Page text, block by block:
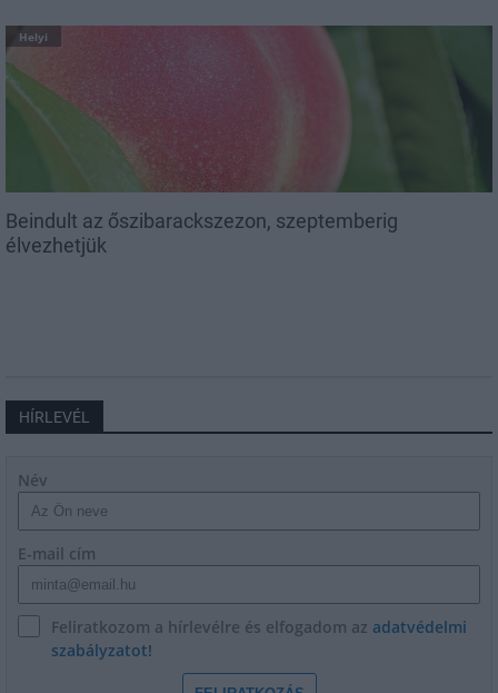
Helyi
Beindult az őszibarackszezon, szeptemberig
élvezhetjük
HÍRLEVÉL
Név
E-mail cím
Feliratkozom a hírlevélre és elfogadom az adatvédelmi
szabályzatot!